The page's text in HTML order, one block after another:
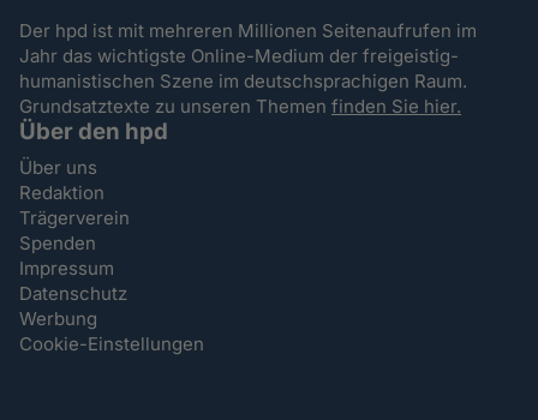
Der hpd ist mit mehreren Millionen Seitenaufrufen im
Jahr das wichtigste Online-Medium der freigeistig-
humanistischen Szene im deutschsprachigen Raum.
Grundsatztexte zu unseren Themenfinden Sie hier.
Über den hpd
Über uns
Redaktion
Trägerverein
Spenden
Impressum
Datenschutz
Werbung
Cookie-Einstellungen